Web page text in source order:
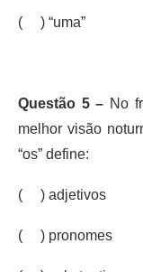
( ) “uma”
Questão 5 – No
melhor visão
“os” define:
( ) adjetivos
( ) pronomes